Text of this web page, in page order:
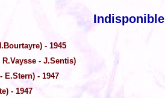
Indisponible
- 1945
- J.Sentis)
E.Stern) - 1947
- 1947